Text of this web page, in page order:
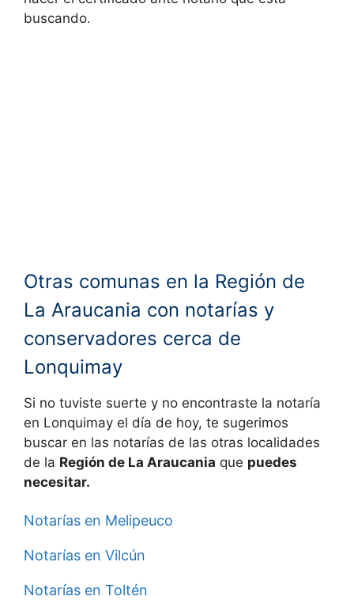
buscando.
Otras comunas en la Región de
La Araucania con notarías y
conservadores cerca de
Lonquimay
Si no tuviste suerte y no encontraste la notaría
en Lonquimay el día de hoy, te sugerimos
buscar en las notarías de las otras localidades
de la Región de La Araucania que puedes
necesitar.
Notarías en Melipeuco
Notarías en Vilcún
Notarías en Toltén